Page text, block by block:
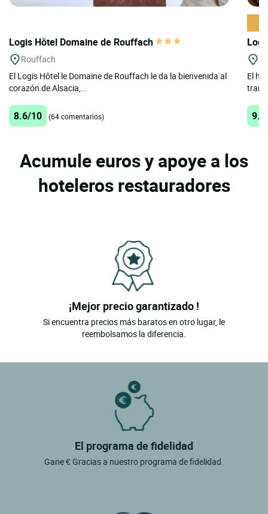
Logis Hôtel Domaine de Rouffach
Rouffach
El Logis Hôtel le Domaine de Rouffach le da la bienvenida al
corazón de Alsacia,...
8.6/10 (64 comentarios)
El
Acumule euros y apoye a los
hoteleros restauradores
¡Mejor precio garantizado !
Si encuentra precios más baratos en otro lugar, le
reembolsamos la diferencia.
El programa de fidelidad
Gane € Gracias a nuestro programa de fidelidad.